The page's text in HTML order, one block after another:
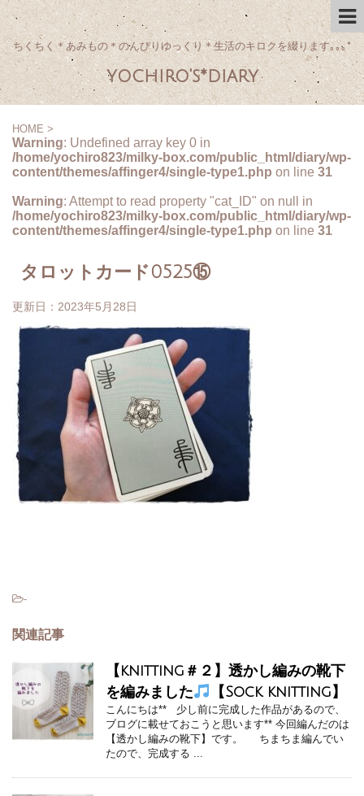
ちくちく＊あみもの＊のんびりゆっくり＊生活のキロクを綴ります｡｡｡*
yochiro's*diary
HOME >
Warning: Undefined array key 0 in
/home/yochiro823/milky-box.com/public_html/diary/wp-
content/themes/affinger4/single-type1.php on line 31
Warning: Attempt to read property "cat_ID" on null in
/home/yochiro823/milky-box.com/public_html/diary/wp-
content/themes/affinger4/single-type1.php on line 31
タロットカード0525⑮
更新日： 2023年5月28日
-
関連記事
【knitting＃２】透かし編みの靴下
を編みました
【Sock knitting】
こんにちは** 少し前に完成した作品があるので、
ブログに載せておこうと思います** 今回編んだのは
【透かし編みの靴下】です。 ちまちま編んでい
たので、完成する ...